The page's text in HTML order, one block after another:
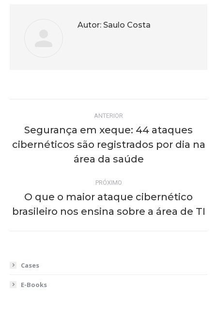
Autor: Saulo Costa
Navegação
de
post:
ANTERIOR
Post
anterior:
Segurança em xeque: 44 ataques
cibernéticos são registrados por dia na
área da saúde
PRÓXIMO
Próximo
post:
O que o maior ataque cibernético
brasileiro nos ensina sobre a área de TI
Cases
E-Books